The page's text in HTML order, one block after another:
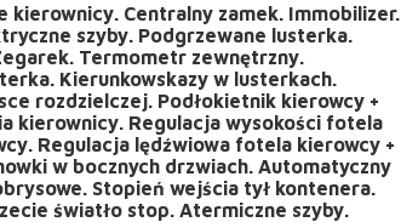
kierownicy. Centralny zamek. Immobilizer.
szyby. Podgrzewane lusterka.
Termometr zewnętrzny.
Kierunkowskazy w lusterkach.
rozdzielczej. Podłokietnik kierowcy +
kierownicy. Regulacja wysokości fotela
Regulacja lędźwiowa fotela kierowcy +
w bocznych drzwiach. Automatyczny
Stopień wejścia tył kontenera.
światło stop. Atermiczne szyby.